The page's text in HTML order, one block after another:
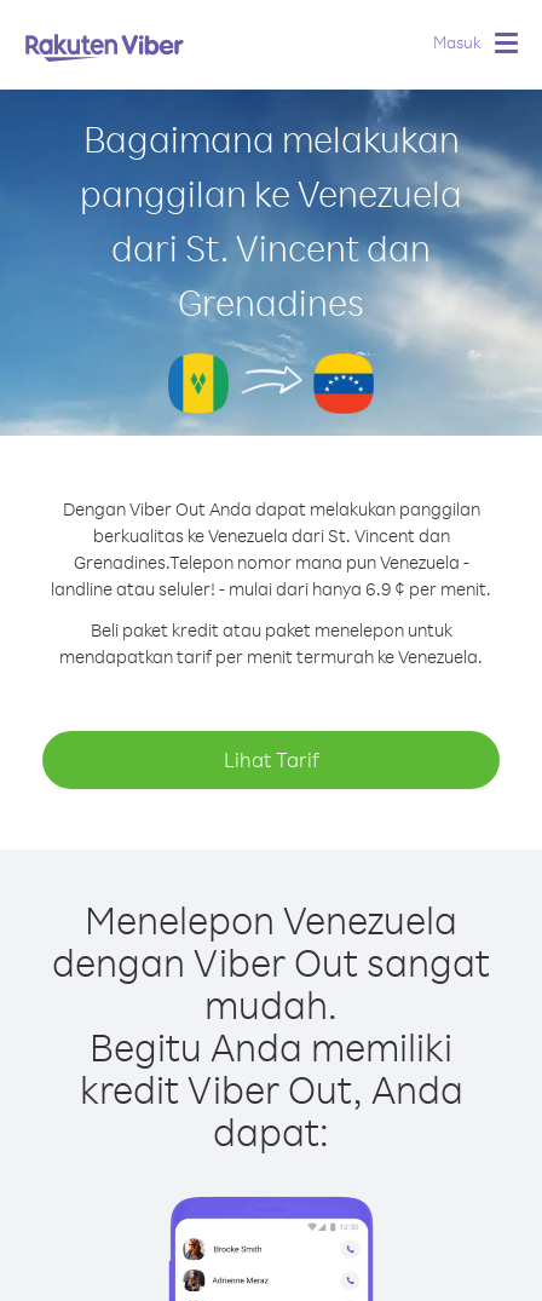
Masuk
Bagaimana melakukan
panggilan ke Venezuela
dari St. Vincent dan
Grenadines
Dengan Viber Out Anda dapat melakukan panggilan
berkualitas ke Venezuela dari St. Vincent dan
Grenadines.Telepon nomor mana pun Venezuela -
landline atau seluler! - mulai dari hanya 6.9 ¢ per menit.
Beli paket kredit atau paket menelepon untuk
mendapatkan tarif per menit termurah ke Venezuela.
Lihat Tarif
Menelepon Venezuela
dengan Viber Out sangat
mudah.
Begitu Anda memiliki
kredit Viber Out, Anda
dapat: